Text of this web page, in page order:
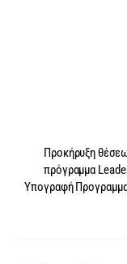
Προκήρυξη
πρόγραμμα
Υπογραφή